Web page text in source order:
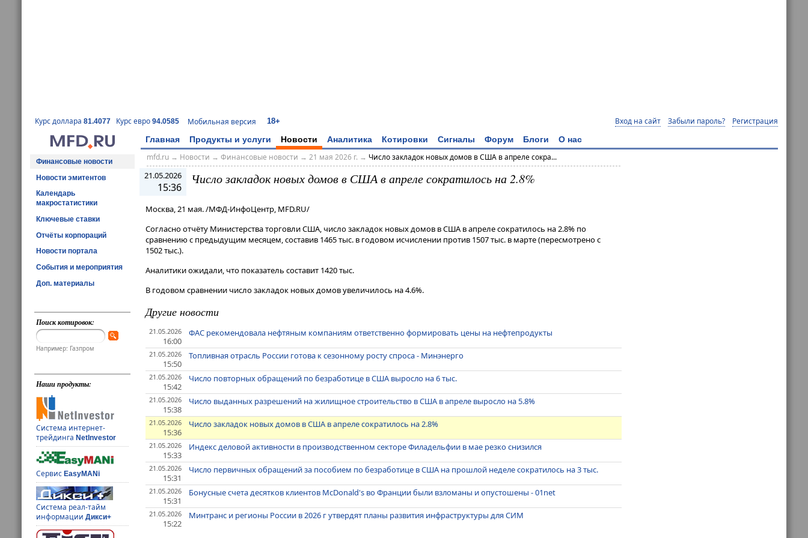
Курс доллара 81.4077 Курс евро 94.0585 Мобильная версия 18+ Вход на сайт Забыли пароль? Регистрация
Главная Продукты и услуги Новости Аналитика Котировки Сигналы Форум Блоги О нас
Финансовые новости
Новости эмитентов
Календарь
макростатистики
Ключевые ставки
Отчёты корпораций
Новости портала
События и мероприятия
Доп. материалы
Поиск котировок:
Например: Газпром
Наши продукты:
Система интернет-
трейдингаNetInvestor
СервисEasyMANi
Система реал-тайм
информацииДикси+
mfd.ru→ Новости → Финансовые новости → 21 мая 2026 г. → Число закладок новых домов в США в апреле сокра...
21.05.2026
15:36
Число закладок новых домов в США в апреле сократилось на 2.8%
Москва, 21 мая. /МФД-ИнфоЦентр, MFD.RU/
Согласно отчёту Министерства торговли США, число закладок новых домов в США в апреле сократилось на 2.8% по
сравнению с предыдущим месяцем, составив 1465 тыс. в годовом исчислении против 1507 тыс. в марте (пересмотрено с
1502 тыс.).
Аналитики ожидали, что показатель составит 1420 тыс.
В годовом сравнении число закладок новых домов увеличилось на 4.6%.
Другие новости
21.05.2026
16:00
ФАС рекомендовала нефтяным компаниям ответственно формировать цены на нефтепродукты
21.05.2026
15:50
Топливная отрасль России готова к сезонному росту спроса - Минэнерго
21.05.2026
15:42
Число повторных обращений по безработице в США выросло на 6 тыс.
21.05.2026
15:38
Число выданных разрешений на жилищное строительство в США в апреле выросло на 5.8%
21.05.2026
15:36
Число закладок новых домов в США в апреле сократилось на 2.8%
21.05.2026
15:33
Индекс деловой активности в производственном секторе Филадельфии в мае резко снизился
21.05.2026
15:31
Число первичных обращений за пособием по безработице в США на прошлой неделе сократилось на 3 тыс.
21.05.2026
15:31
Бонусные счета десятков клиентов McDonald's во Франции были взломаны и опустошены - 01net
21.05.2026
15:22
Минтранс и регионы России в 2026 г утвердят планы развития инфраструктуры для СИМ